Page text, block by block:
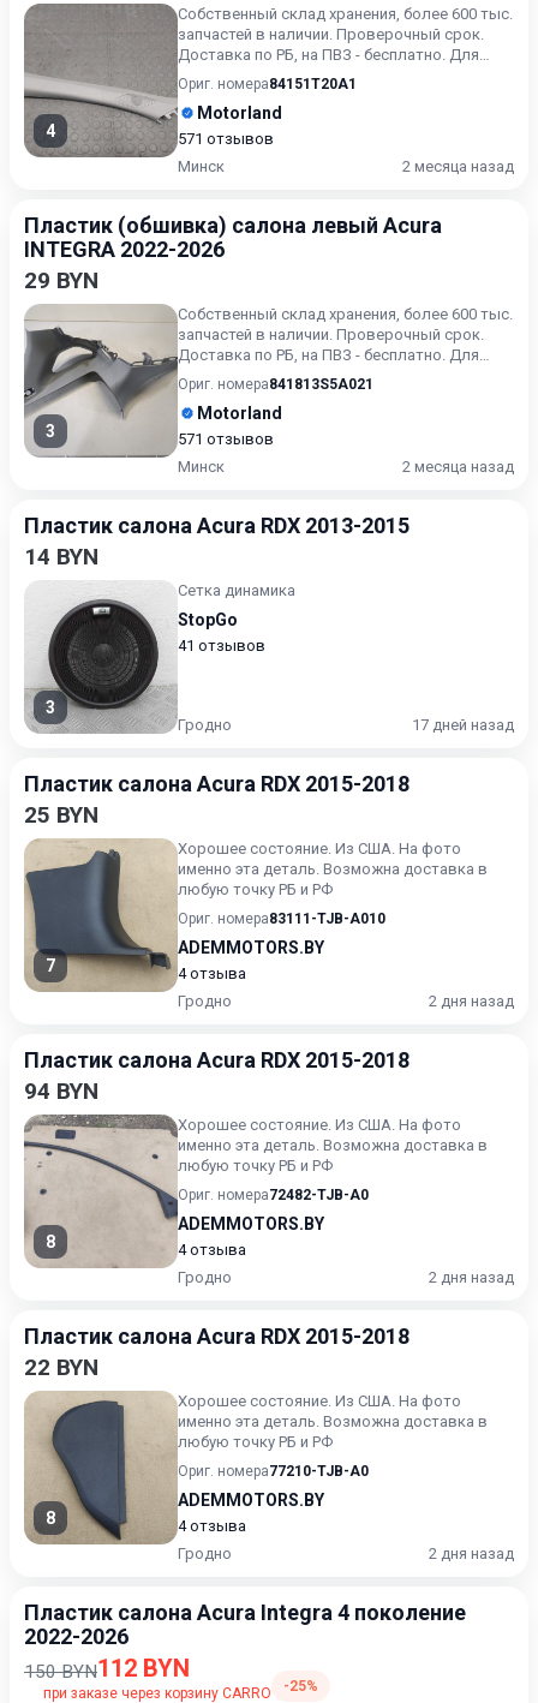
4
Собственный склад хранения, более 600 тыс.
запчастей в наличии. Проверочный срок.
Доставка по РБ, на ПВЗ - бесплатно. Для
получения актуальн...
Ориг. номера84151T20A1
Motorland
571 отзывов
Минск
2 месяца назад
Пластик (обшивка) салона левый Acura
INTEGRA 2022-2026
29 BYN
3
Собственный склад хранения, более 600 тыс.
запчастей в наличии. Проверочный срок.
Доставка по РБ, на ПВЗ - бесплатно. Для
получения актуальн...
Ориг. номера841813S5A021
Motorland
571 отзывов
Минск
2 месяца назад
Пластик салона Acura RDX 2013-2015
14 BYN
3
Сетка динамика
StopGo
41 отзывов
Гродно 17 дней назад
Пластик салона Acura RDX 2015-2018
25 BYN
7
Хорошее состояние. Из США. На фото
именно эта деталь. Возможна доставка в
любую точку РБ и РФ
Ориг. номера83111-TJB-A010
ADEMMOTORS.BY
4 отзыва
Гродно
2 дня назад
Пластик салона Acura RDX 2015-2018
94 BYN
8
Хорошее состояние. Из США. На фото
именно эта деталь. Возможна доставка в
любую точку РБ и РФ
Ориг. номера72482-TJB-A0
ADEMMOTORS.BY
4 отзыва
Гродно
2 дня назад
Пластик салона Acura RDX 2015-2018
22 BYN
8
Хорошее состояние. Из США. На фото
именно эта деталь. Возможна доставка в
любую точку РБ и РФ
Ориг. номера77210-TJB-A0
ADEMMOTORS.BY
4 отзыва
Гродно
2 дня назад
Пластик салона Acura Integra 4 поколение
2022-2026
150 BYN112 BYN
при заказе через корзину CARRO -25%